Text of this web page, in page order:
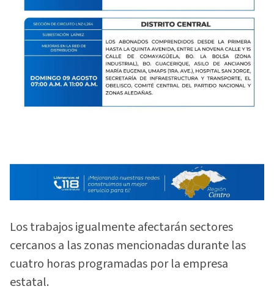
Los trabajos igualmente afectarán sectores
cercanos a las zonas mencionadas durante las
cuatro horas programadas por la empresa
estatal.